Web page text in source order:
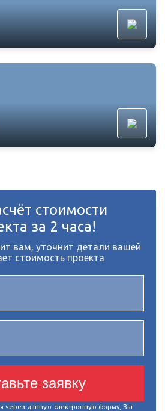
стоимости
за 2 часа!
вам, уточнит детали вашей
стоимость проекта
заявку
через данную электронную форму, Вы